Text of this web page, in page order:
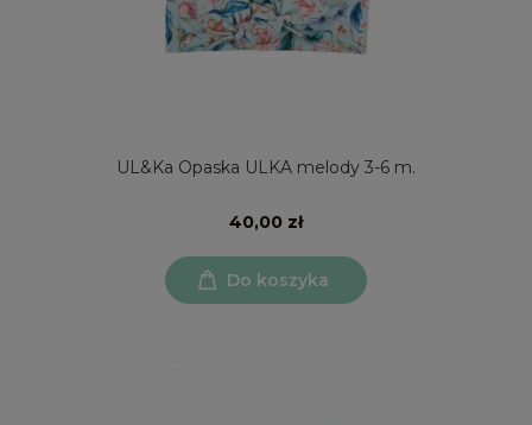
UL&Ka Opaska ULKA melody 3-6 m.
40,00 zł
Do koszyka